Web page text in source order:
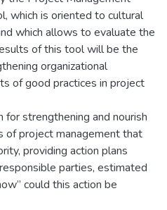
which is oriented to cultural
which allows to evaluate the
of this tool will be the
organizational
of good practices in project
for strengthening and nourish
of project management that
providing action plans
parties, estimated
could this action be